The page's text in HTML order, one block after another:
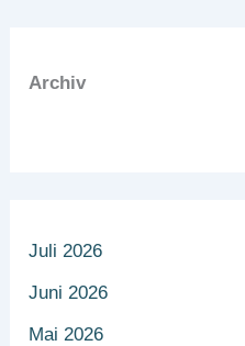
Archiv
Juli 2026
Juni 2026
Mai 2026